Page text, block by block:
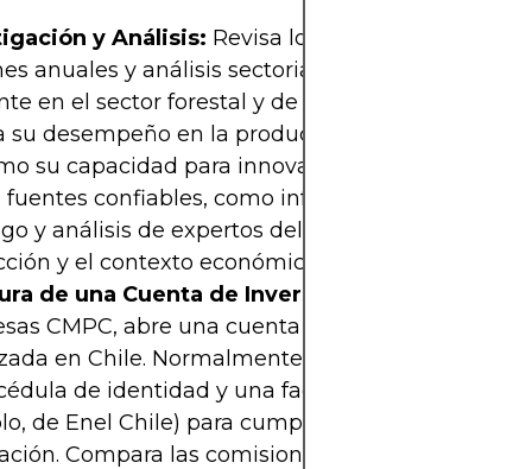
y Análisis: Revisa los estados
anuales y análisis sectoriales de Empresas
en el sector forestal y de productos de papel
su desempeño en la producción, ventas y
su capacidad para innovar en procesos
confiables, como informes de la Bolsa de
y análisis de expertos del sector, para conocer
y el contexto económico nacional.
de una Cuenta de Inversión:
CMPC, abre una cuenta en una corredora de
en Chile. Normalmente, se requiere enviar
de identidad y una factura de un servicio
de Enel Chile) para cumplir con los requisitos
Compara las comisiones, plataformas de